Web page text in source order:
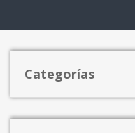
Categorías